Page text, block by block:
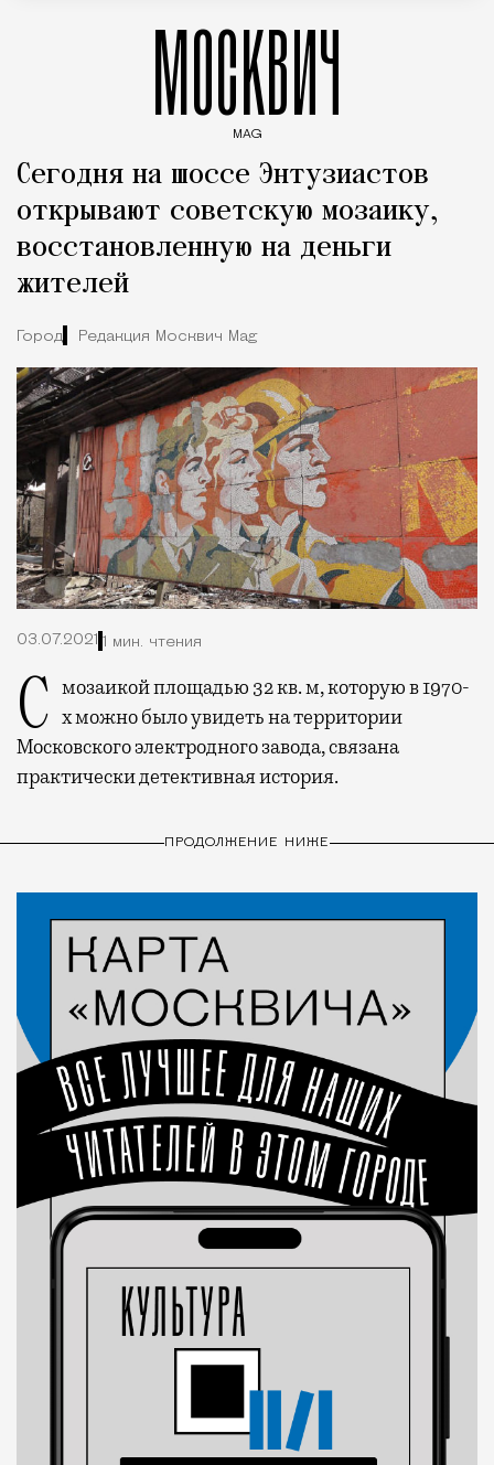
МОСКВИЧ
MAG
Сегодня на шоссе Энтузиастов
открывают советскую мозаику,
восстановленную на деньги
жителей
Город Редакция Москвич Mag
03.07.2021 1 мин. чтения
С мозаикой площадью 32 кв. м, которую в 1970- х можно было увидеть на территории
Московского электродного завода, связана
практически детективная история.
ПРОДОЛЖЕНИЕ НИЖЕ